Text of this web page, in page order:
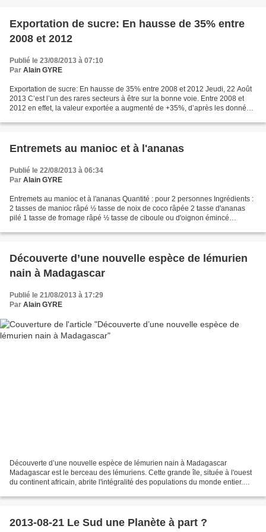
Exportation de sucre: En hausse de 35% entre
2008 et 2012
Publié le 23/08/2013 à 07:10
Par Alain GYRE
Exportation de sucre: En hausse de 35% entre 2008 et 2012 Jeudi, 22 Août
2013 C’est l’un des rares secteurs à être sur la bonne voie. Entre 2008 et
2012 en effet, la valeur exportée a augmenté de +35%, d’après les données
Entremets au manioc et à l'ananas
Publié le 22/08/2013 à 06:34
Par Alain GYRE
Entremets au manioc et à l'ananas Quantité : pour 2 personnes Ingrédients :
2 tasses de manioc râpé ½ tasse de noix de coco râpée 2 tasse d'ananas
pilé 1 tasse de fromage râpé ½ tasse de ciboule ou d'oignon émincé
Découverte d’une nouvelle espèce de lémurien
nain à Madagascar
Publié le 21/08/2013 à 17:29
Par Alain GYRE
Découverte d’une nouvelle espèce de lémurien nain à Madagascar
Madagascar est le berceau des lémuriens. Cette grande île, située à l'ouest
du continent africain, abrite l'intégralité des populations du monde entier.
2013-08-21 Le Sud une Planète à part ?